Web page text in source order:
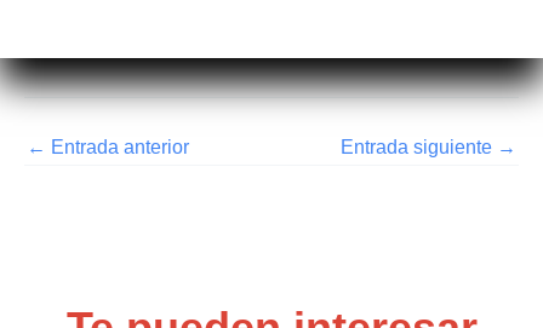
← Entrada anterior Entrada siguiente →